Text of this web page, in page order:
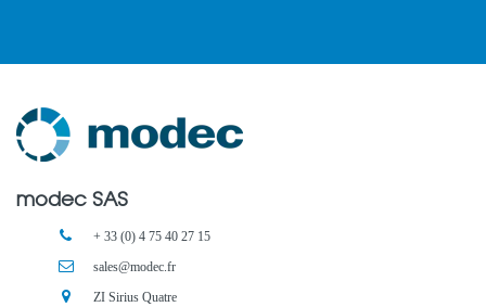
modec SAS
+ 33 (0) 4 75 40 27 15
sales@modec.fr
ZI Sirius Quatre